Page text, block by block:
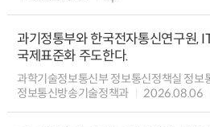
과기정통부와 한국전자통신연구원,
국제표준화 주도한다.
과학기술정보통신부 정보통신정책실 정보
정보통신방송기술정책과
2026.08.06